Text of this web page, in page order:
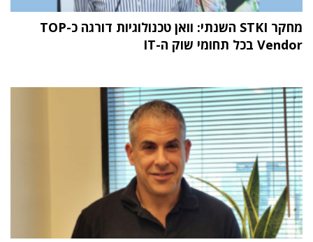
מחקר STKI השנתי: וואן טכנולוגיות דורגה כ-TOP
Vendor בכל תחומי שוק ה-IT